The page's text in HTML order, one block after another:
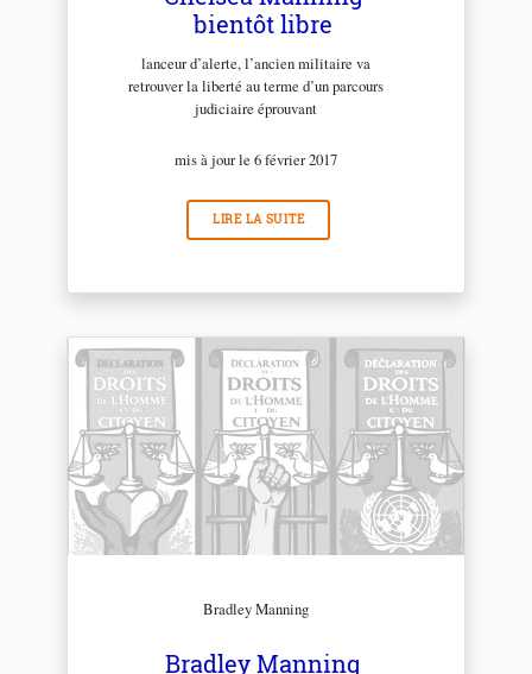
bientôt libre
lanceur d’alerte, l’ancien militaire va
retrouver la liberté au terme d’un parcours
judiciaire éprouvant
mis à jour le 6 février 2017
LIRE LA SUITE
Bradley Manning
Bradley Manning